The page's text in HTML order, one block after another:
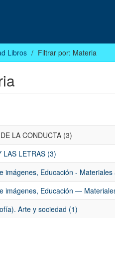
Libros Filtrar por: Materia
LA CONDUCTA (3)
LAS LETRAS (3)
imágenes, Educación -
imágenes, Educación —
Arte y sociedad (1)